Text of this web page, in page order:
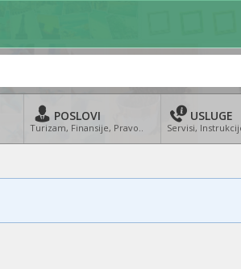
POSLOVI
Turizam, Finansije, Pravo..
USLUGE
Servisi,